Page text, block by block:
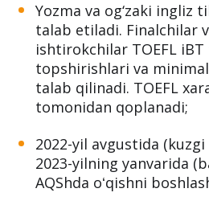
Yozma va og‘zaki ingliz
talab etiladi. Finalchilar
ishtirokchilar TOEFL
topshirishlari va
talab qilinadi. TOEFL
tomonidan qoplanadi;
2022-yil avgustida
2023-yilning yanvarida
AQShda oʻqishni